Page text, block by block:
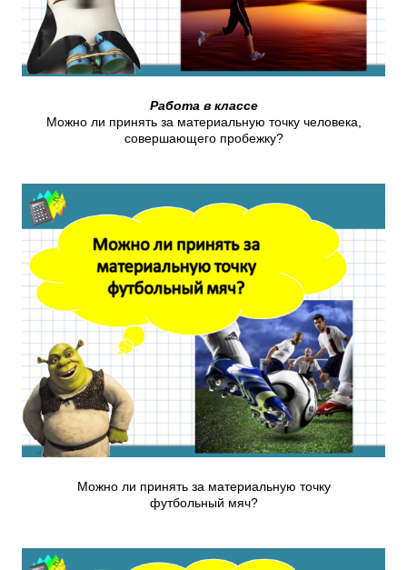
Работа в классе
Можно ли принять за материальную точку человека,
совершающего пробежку?
Можно ли принять за материальную точку
футбольный мяч?